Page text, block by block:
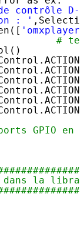
de contrôle
: '
#
GPIO en
la